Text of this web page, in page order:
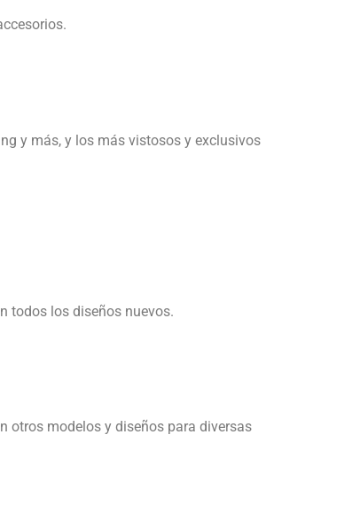
y más, y los más vistosos y exclusivos
todos los diseños nuevos.
otros modelos y diseños para diversas